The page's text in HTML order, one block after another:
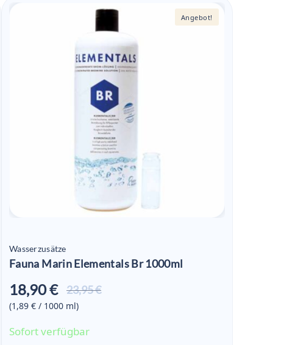
Angebot!
Wasserzusätze
Fauna Marin Elementals Br 1000ml
23,95 €
18,90 €
Aktueller
(1,89 € / 1000 ml)
Sofort verfügbar